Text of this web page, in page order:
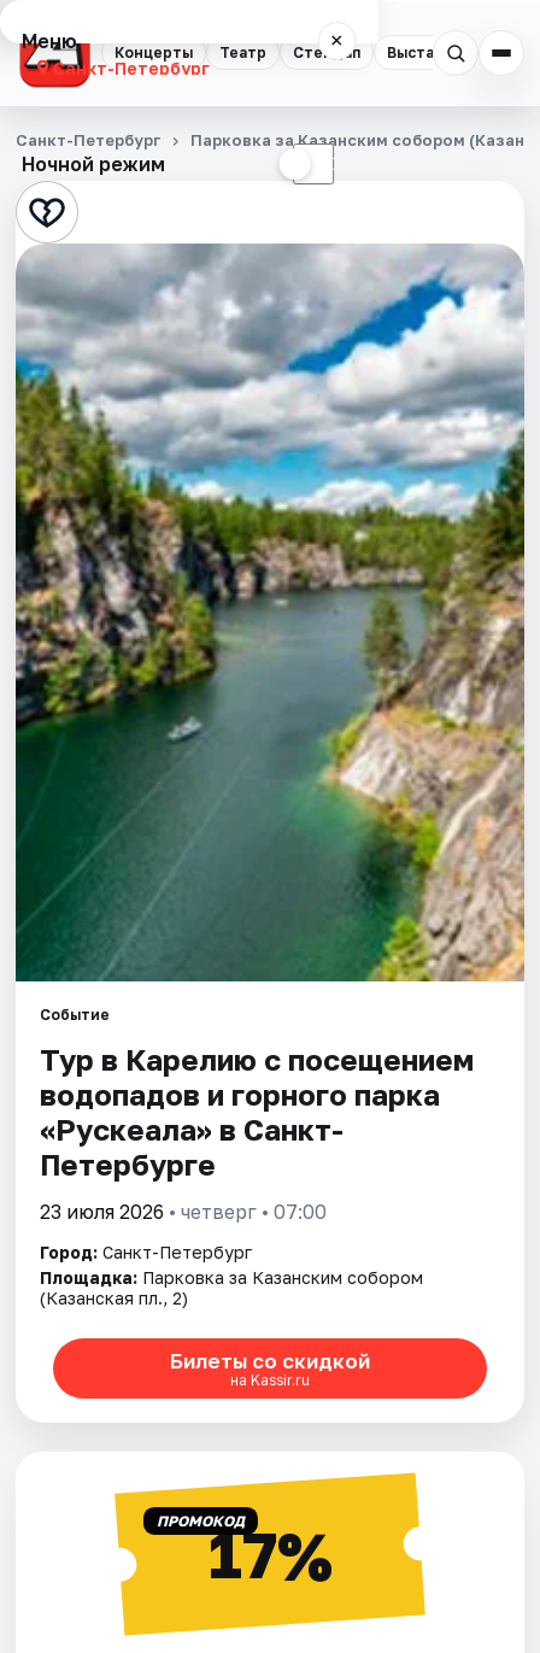
Концерты Театр Стендап Выставки
Меню ×
Санкт-Петербург
Концерты
Театр
Стендап
Выставки
Квесты
Экскурсии
Спорт
События
Города
Площадки
Артисты
Ночной режим ☾
Санкт-Петербург Парковка за Казанским собором
Событие
Тур в Карелию с посещением
водопадов и горного парка
«Рускеала» в Санкт-
Петербурге
23 июля 2026 • четверг • 07:00
Город: Санкт-Петербург
Площадка: Парковка за Казанским собором
(Казанская пл., 2)
Билеты со скидкой
на Kassir.ru
ПРОМОКОД17%